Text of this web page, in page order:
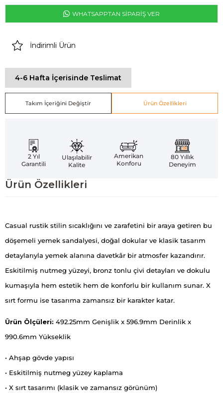
WHATSAPPTAN SİPARİŞ VER
İndirimli Ürün
4-6 Hafta İçerisinde Teslimat
Takım İçeriğini Değiştir Ürün Özellikleri
2 Yıl
Garantili
Ulaşılabilir
Kalite
Amerikan
Konforu
80 Yıllık
Deneyim
Ürün Özellikleri
Casual rustik stilin sıcaklığını ve zarafetini bir araya getiren bu
döşemeli yemek sandalyesi, doğal dokular ve klasik tasarım
detaylarıyla yemek alanına davetkâr bir atmosfer kazandırır.
Eskitilmiş nutmeg yüzeyi, bronz tonlu çivi detayları ve dokulu
kumaşıyla hem estetik hem de konforlu bir kullanım sunar. X
sırt formu ise tasarıma zamansız bir karakter katar.
Ürün Ölçüleri: 492.25mm Genişlik x 596.9mm Derinlik x
990.6mm Yükseklik
• Ahşap gövde yapısı
• Eskitilmiş nutmeg yüzey kaplama
• X sırt tasarımı (klasik ve zamansız görünüm)